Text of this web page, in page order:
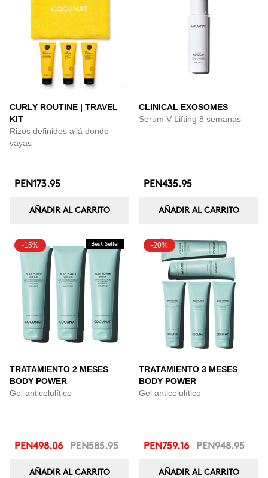
CURLY ROUTINE | TRAVEL
KIT
Rizos definidos allá donde
vayas
PEN173.95
AÑADIR AL CARRITO
CLINICAL EXOSOMES
Serum V-Lifting 8 semanas
PEN435.95
AÑADIR AL CARRITO
-15% Best Seller
TRATAMIENTO 2 MESES
BODY POWER
Gel anticelulítico
PEN498.06 PEN585.95
AÑADIR AL CARRITO
-20%
TRATAMIENTO 3 MESES
BODY POWER
Gel anticelulítico
PEN759.16 PEN948.95
AÑADIR AL CARRITO